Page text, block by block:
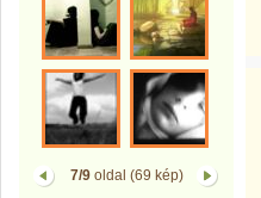
7/9oldal (69 kép)